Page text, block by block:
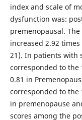
index and scale of
dysfunction was:
premenopausal.
increased 2.92
21). In patients with
corresponded to the
0.81 in
corresponded to the
in premenopause
scores among the